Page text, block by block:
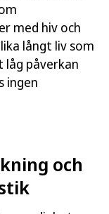
med hiv och
långt liv som
låg påverkan
ingen
och